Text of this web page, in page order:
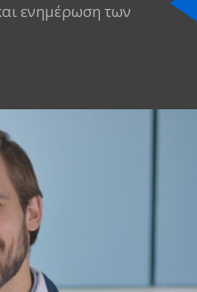
ενημέρωση των